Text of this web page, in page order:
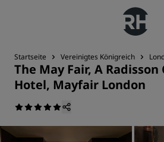
Startseite Vereinigtes Königreich
The May Fair, A
Hotel, Mayfair London